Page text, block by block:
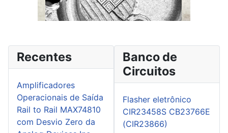
Recentes
Amplificadores
Operacionais de Saída
Rail to Rail MAX74810
com Desvio Zero da
Banco de
Circuitos
Flasher eletrônico
CIR23458S CB23766E
(CIR23866)